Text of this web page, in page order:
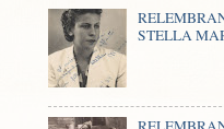
STELLA